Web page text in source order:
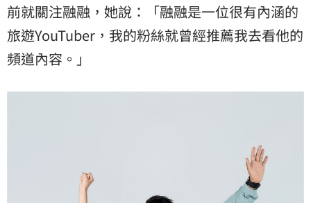
前就關注融融，她說：「融融是一位很有內涵的
旅遊YouTuber，我的粉絲就曾經推薦我去看他的
頻道內容。」